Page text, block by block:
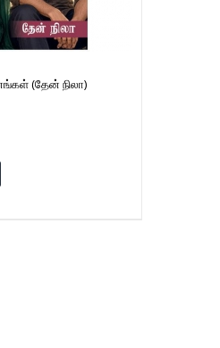
(தேன் நிலா)